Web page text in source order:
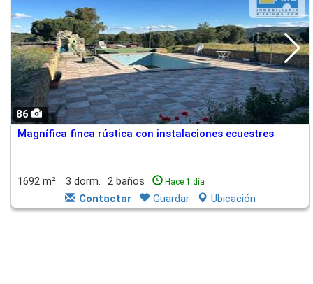
86
Magnífica finca rústica con instalaciones ecuestres
1692 m² 3 dorm. 2 baños Hace 1 día
Contactar Guardar Ubicación